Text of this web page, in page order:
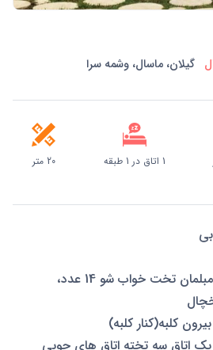
گیلان، ماسال، وشمه سرا
20 متر
امکانات: اسپیلت، بخاری، مبلمان تخت خواب شو 14 عدد،
کلبه(کنار کلبه)
یک اتاق سه تخته اتاق هاى چوبى